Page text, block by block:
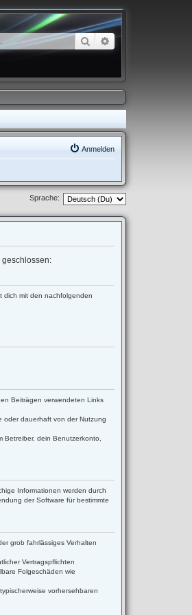
Suche Erweiterte Suche
Anmelden
Sprache:
geschlossen:
dich mit den nachfolgenden
Beiträgen verwendeten Links
oder dauerhaft von der Nutzung
dein Benutzerkonto,
Informationen werden durch
der Software für bestimmte
grob fahrlässiges Verhalten
Vertragspflichten
Folgeschäden wie
vorhersehbaren